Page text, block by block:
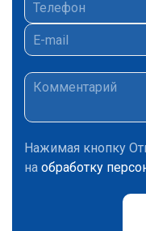
Нажимая кнопку
на обработку